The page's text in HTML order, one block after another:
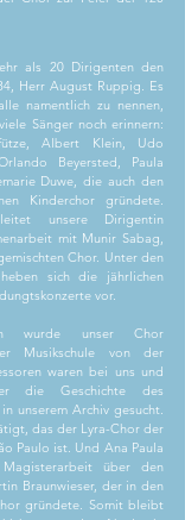
als 20 Dirigenten den
Herr August Ruppig. Es
namentlich zu nennen,
Sänger noch erinnern:
Albert Klein, Udo
Beyersted, Paula
Duwe, die auch den
Kinderchor gründete.
unsere Dirigentin
mit Munir Sabag,
Chor. Unter den
sich die jährlichen
vor.
wurde unser Chor
Musikschule von der
waren bei uns und
die Geschichte des
unserem Archiv gesucht.
das der Lyra-Chor der
Paulo ist. Und Ana Paula
über den
Braunwieser, der in den
gründete. Somit bleibt